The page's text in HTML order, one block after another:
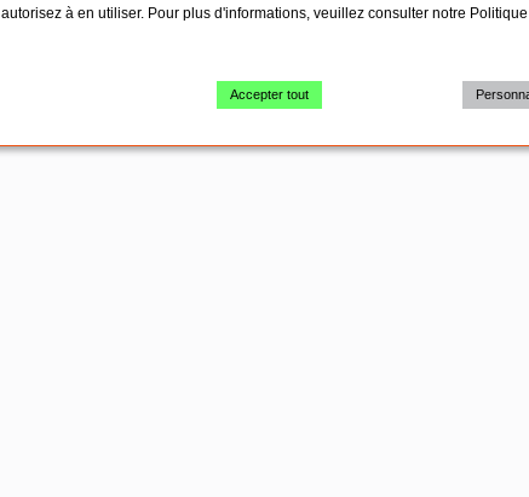
autorisez à en utiliser. Pour plus d'informations, veuillez consulter notre
Accepter tout